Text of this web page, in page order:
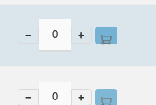
− +
− +